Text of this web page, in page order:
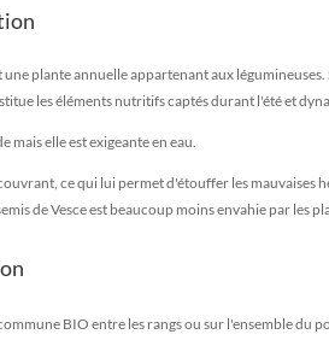
une plante annuelle appartenant aux
les éléments nutritifs captés durant l'été et
mais elle est exigeante en eau.
ce qui lui permet d'étouffer les mauvaises
de Vesce est beaucoup moins envahie par les
BIO entre les rangs ou sur l'ensemble du